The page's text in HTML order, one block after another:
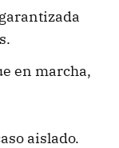
en marcha,
aislado.